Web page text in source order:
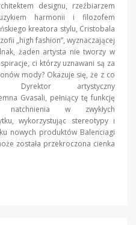
designu, rzeźbiarzem
harmonii i filozofem
kreatora stylu, Cristobala
„high fashion”, wyznaczającej
żaden artysta nie tworzy w
ci którzy uznawani są za
mody? Okazuje się, że z co
Dyrektor artystyczny
Gvasali, pełniący tę funkcję
w zwykłych
wykorzystując stereotypy i
nowych produktów Balenciagi
została przekroczona cienka